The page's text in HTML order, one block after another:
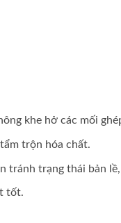
khe hở các mối
trộn hóa chất.
tránh trạng thái bản
tốt.